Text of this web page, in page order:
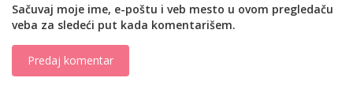
Sačuvaj moje ime, e-poštu i veb mesto u ovom pregledaču
veba za sledeći put kada komentarišem.